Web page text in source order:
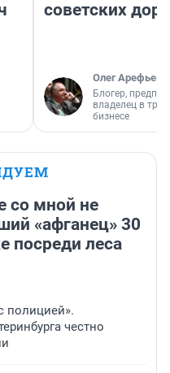
советских
Олег Арефьев
Блогер,
владелец в
бизнесе
со мной не
«афганец» 30
посреди леса
полицией».
честно